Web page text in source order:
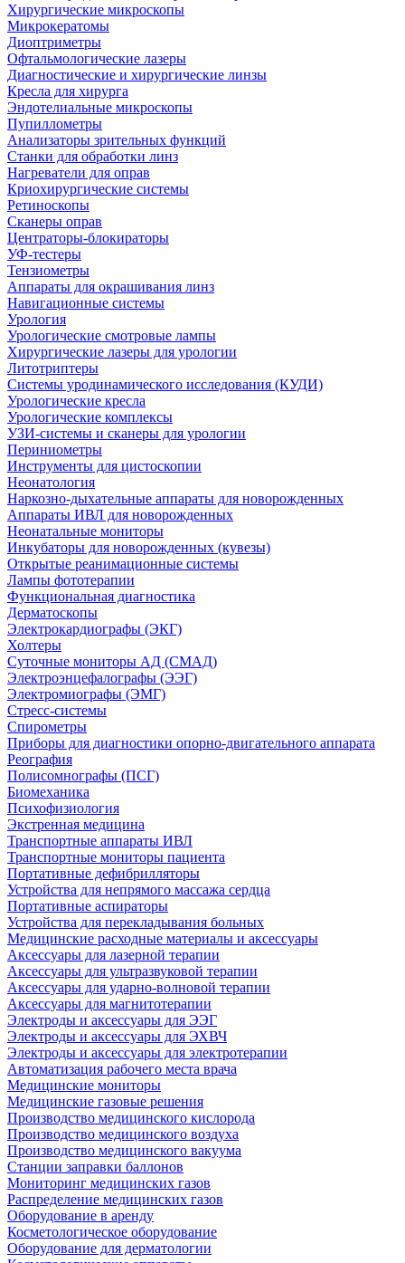
Хирургические микроскопы
Микрокератомы
Диоптриметры
Офтальмологические лазеры
Диагностические и хирургические линзы
Кресла для хирурга
Эндотелиальные микроскопы
Пупиллометры
Анализаторы зрительных функций
Станки для обработки линз
Нагреватели для оправ
Криохирургические системы
Ретиноскопы
Сканеры оправ
Центраторы-блокираторы
УФ-тестеры
Тензиометры
Аппараты для окрашивания линз
Навигационные системы
Урология
Урологические смотровые лампы
Хирургические лазеры для урологии
Литотриптеры
Системы уродинамического исследования (КУДИ)
Урологические кресла
Урологические комплексы
УЗИ-системы и сканеры для урологии
Периниометры
Инструменты для цистоскопии
Неонатология
Наркозно-дыхательные аппараты для новорожденных
Аппараты ИВЛ для новорожденных
Неонатальные мониторы
Инкубаторы для новорожденных (кувезы)
Открытые реанимационные системы
Лампы фототерапии
Функциональная диагностика
Дерматоскопы
Электрокардиографы (ЭКГ)
Холтеры
Суточные мониторы АД (СМАД)
Электроэнцефалографы (ЭЭГ)
Электромиографы (ЭМГ)
Стресс-системы
Спирометры
Приборы для диагностики опорно-двигательного аппарата
Реография
Полисомнографы (ПСГ)
Биомеханика
Психофизиология
Экстренная медицина
Транспортные аппараты ИВЛ
Транспортные мониторы пациента
Портативные дефибрилляторы
Устройства для непрямого массажа сердца
Портативные аспираторы
Устройства для перекладывания больных
Медицинские расходные материалы и аксессуары
Аксессуары для лазерной терапии
Аксессуары для ультразвуковой терапии
Аксессуары для ударно-волновой терапии
Аксессуары для магнитотерапии
Электроды и аксессуары для ЭЭГ
Электроды и аксессуары для ЭХВЧ
Электроды и аксессуары для электротерапии
Автоматизация рабочего места врача
Медицинские мониторы
Медицинские газовые решения
Производство медицинского кислорода
Производство медицинского воздуха
Производство медицинского вакуума
Станции заправки баллонов
Мониторинг медицинских газов
Распределение медицинских газов
Оборудование в аренду
Косметологическое оборудование
Оборудование для дерматологии